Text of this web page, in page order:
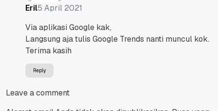
Eril5 April 2021
Via aplikasi Google kak,
Langsung aja tulis Google Trends nanti muncul kok.
Terima kasih
Reply
Leave a comment